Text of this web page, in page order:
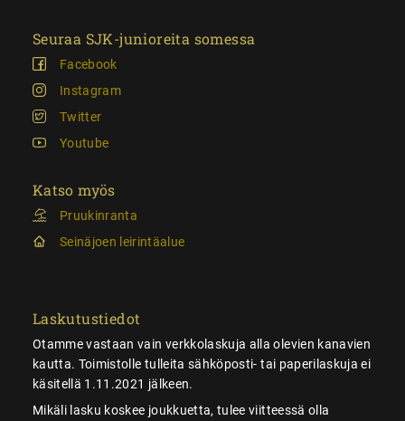
Seuraa SJK-junioreita somessa
Facebook
Instagram
Twitter
Youtube
Katso myös
Pruukinranta
Seinäjoen leirintäalue
Laskutustiedot
Otamme vastaan vain verkkolaskuja alla olevien kanavien
kautta. Toimistolle tulleita sähköposti- tai paperilaskuja ei
käsitellä 1.11.2021 jälkeen.
Mikäli lasku koskee joukkuetta, tulee viitteessä olla